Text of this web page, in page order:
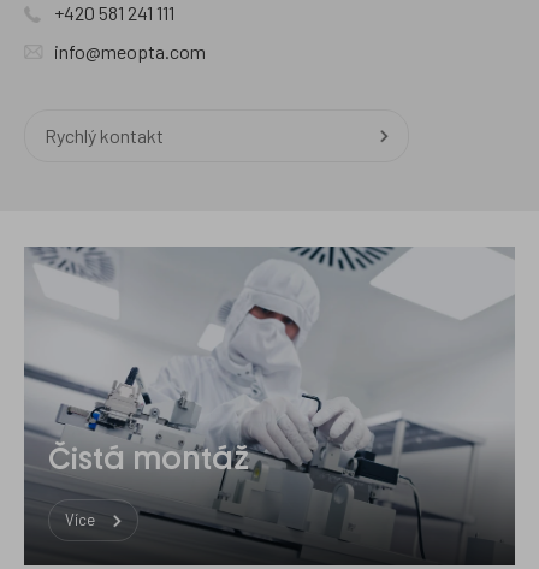
+420 581 241 111
info@meopta.com
Rychlý kontakt
Čistá montáž
Více